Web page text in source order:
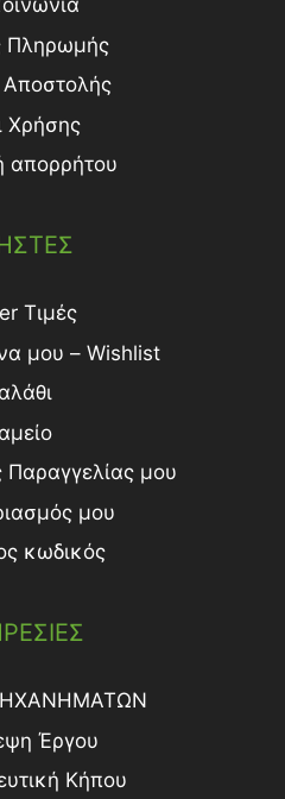
Πληρωμής
Χρήσης
απορρήτου
Τιμές
μου – Wishlist
Παραγγελίας μου
μου
κωδικός
Έργου
Κήπου